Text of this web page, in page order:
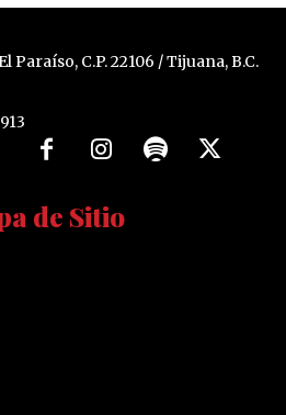
Paraíso, C.P. 22106 / Tijuana, B.C.
de Sitio